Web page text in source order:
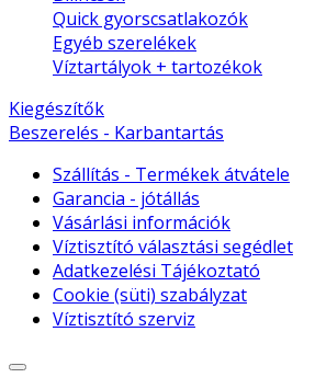
Quick gyorscsatlakozók
Egyéb szerelékek
Víztartályok + tartozékok
Kiegészítők
Beszerelés - Karbantartás
Szállítás - Termékek átvátele
Garancia - jótállás
Vásárlási információk
Víztisztító választási segédlet
Adatkezelési Tájékoztató
Cookie (süti) szabályzat
Víztisztító szerviz